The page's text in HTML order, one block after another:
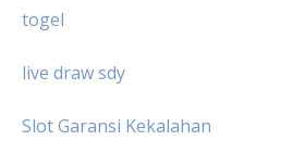
togel
live draw sdy
Slot Garansi Kekalahan